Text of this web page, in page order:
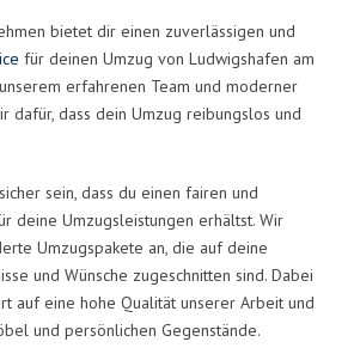
bietet dir einen zuverlässigen und
für deinen Umzug von Ludwigshafen am
erfahrenen Team und moderner
dafür, dass dein Umzug reibungslos und
sein, dass du einen fairen und
deine Umzugsleistungen erhältst. Wir
Umzugspakete an, die auf deine
und Wünsche zugeschnitten sind. Dabei
auf eine hohe Qualität unserer Arbeit und
und persönlichen Gegenstände.